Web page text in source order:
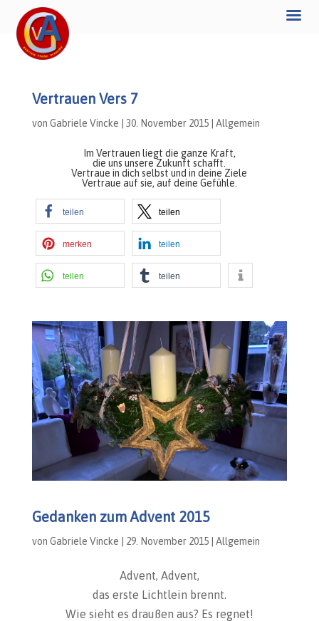
Vertrauen Vers 7
von Gabriele Vincke 30. November 2015| Allgemein
Im Vertrauen liegt die ganze Kraft,
die uns unsere Zukunft schafft.
Vertraue in dich selbst und in deine Ziele
Vertraue auf sie, auf deine Gefühle.
teilen teilen
merken teilen
teilen teilen
Gedanken zum Advent 2015
von Gabriele Vincke 29. November 2015| Allgemein
Advent, Advent,
das erste Lichtlein brennt.
Wie sieht es draußen aus? Es regnet!